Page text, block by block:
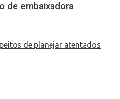
de embaixadora